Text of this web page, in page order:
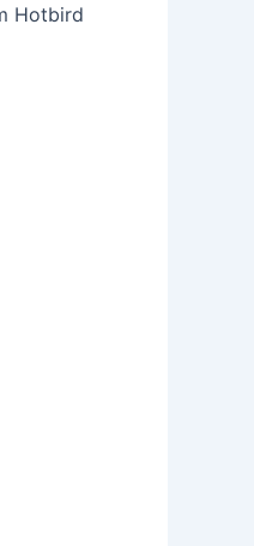
Hotbird